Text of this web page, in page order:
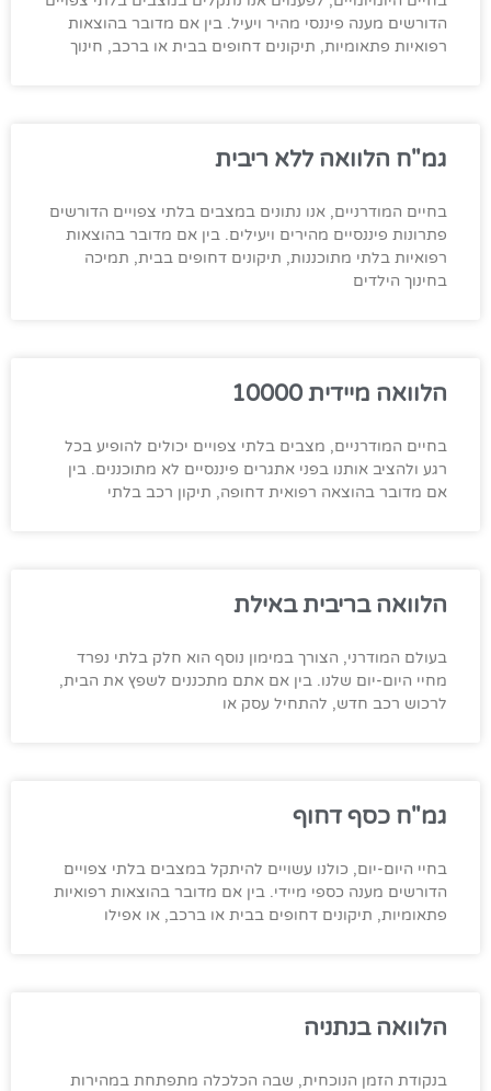
הדורשים מענה פיננסי מהיר ויעיל. בין אם מדובר בהוצאות
רפואיות פתאומיות, תיקונים דחופים בבית או ברכב, חינוך
גמ"ח הלוואה ללא ריבית
בחיים המודרניים, אנו נתונים במצבים בלתי צפויים הדורשים
פתרונות פיננסיים מהירים ויעילים. בין אם מדובר בהוצאות
רפואיות בלתי מתוכננות, תיקונים דחופים בבית, תמיכה
בחינוך הילדים
הלוואה מיידית 10000
בחיים המודרניים, מצבים בלתי צפויים יכולים להופיע בכל
רגע ולהציב אותנו בפני אתגרים פיננסיים לא מתוכננים. בין
אם מדובר בהוצאה רפואית דחופה, תיקון רכב בלתי
הלוואה בריבית באילת
בעולם המודרני, הצורך במימון נוסף הוא חלק בלתי נפרד
מחיי היום-יום שלנו. בין אם אתם מתכננים לשפץ את הבית,
לרכוש רכב חדש, להתחיל עסק או
גמ"ח כסף דחוף
בחיי היום-יום, כולנו עשויים להיתקל במצבים בלתי צפויים
הדורשים מענה כספי מיידי. בין אם מדובר בהוצאות רפואיות
פתאומיות, תיקונים דחופים בבית או ברכב, או אפילו
הלוואה בנתניה
בנקודת הזמן הנוכחית, שבה הכלכלה מתפתחת במהירות